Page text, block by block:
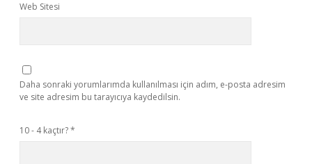
Web Sitesi
Daha sonraki yorumlarımda kullanılması için adım, e-posta adresim
ve site adresim bu tarayıcıya kaydedilsin.
10 - 4 kaçtır?*